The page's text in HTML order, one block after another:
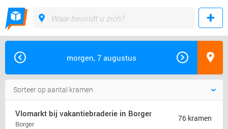
morgen, 7 augustus
Vlomarkt bij vakantiebraderie in Borger
Borger
76 kramen